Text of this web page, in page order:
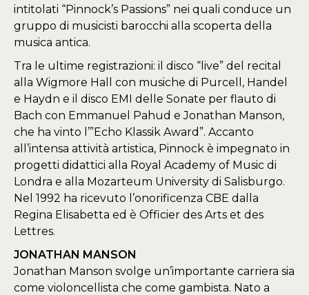
intitolati “Pinnock’s Passions” nei quali conduce un
gruppo di musicisti barocchi alla scoperta della
musica antica.
Tra le ultime registrazioni: il disco “live” del recital
alla Wigmore Hall con musiche di Purcell, Handel
e Haydn e il disco EMI delle Sonate per flauto di
Bach con Emmanuel Pahud e Jonathan Manson,
che ha vinto l’”Echo Klassik Award”. Accanto
all’intensa attività artistica, Pinnock è impegnato in
progetti didattici alla Royal Academy of Music di
Londra e alla Mozarteum University di Salisburgo.
Nel 1992 ha ricevuto l’onorificenza CBE dalla
Regina Elisabetta ed è Officier des Arts et des
Lettres.
JONATHAN MANSON
Jonathan Manson svolge un’importante carriera sia
come violoncellista che come gambista. Nato a